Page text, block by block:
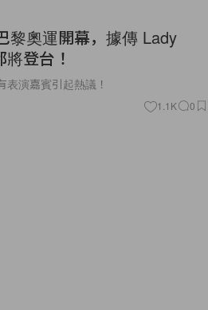
黎奧運開幕，據傳 Lady
登台！
演嘉賓引起熱議！
1.1K 0